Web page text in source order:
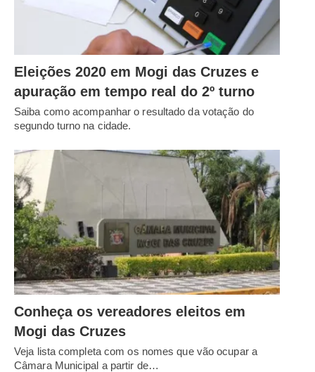
Eleições 2020 em Mogi das Cruzes e
apuração em tempo real do 2º turno
Saiba como acompanhar o resultado da votação do
segundo turno na cidade.
Conheça os vereadores eleitos em
Mogi das Cruzes
Veja lista completa com os nomes que vão ocupar a
Câmara Municipal a partir de…